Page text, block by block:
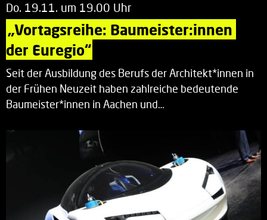
Do. 19.11. um 19.00 Uhr
„Vortagsreihe: Baumeister:innen
der Euregio“
Seit der Ausbildung des Berufs der Architekt*innen in
der Frühen Neuzeit haben zahlreiche bedeutende
Baumeister*innen in Aachen und…